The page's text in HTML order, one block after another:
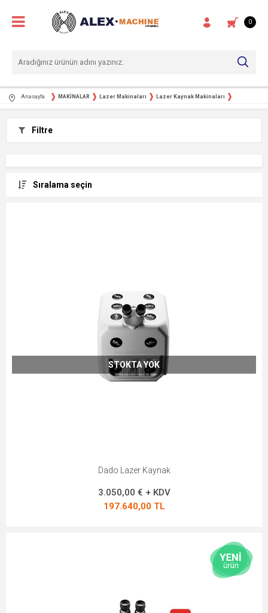
0
Anasayfa MAKİNALAR Lazer Makinaları Lazer Kaynak Makinaları
Filtre
Sıralama seçin
STOKTA YOK
Dado Lazer Kaynak
3.050,00 € + KDV
197.640,00 TL